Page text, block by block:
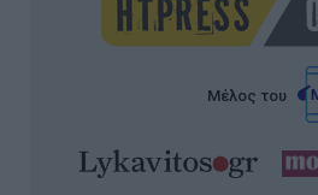
Μέλος του